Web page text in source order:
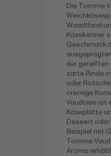
Die Tomme
Waadtland
Käsekenner
Geschmack
der gereiften
zarte Rinde
oder
cremige
Vaudoise ist
Käseplatte
Dessert
Beispiel mit
Tomme
Aroma